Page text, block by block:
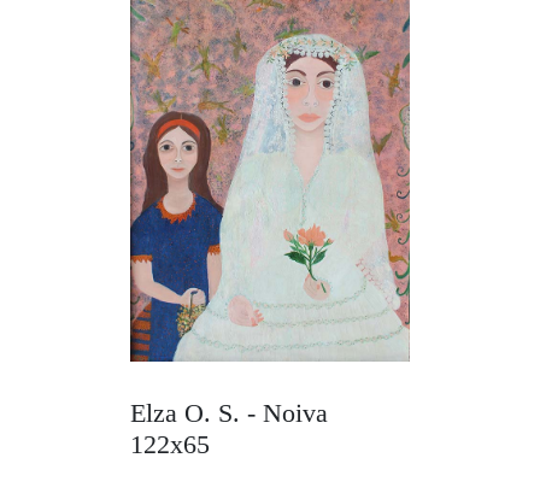
Elza O. S. - Noiva
122x65